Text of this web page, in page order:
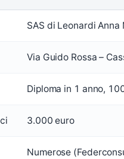
SAS di Leonardi Anna
Via Guido Rossa –
Diploma in 1 anno,
3.000 euro
Numerose